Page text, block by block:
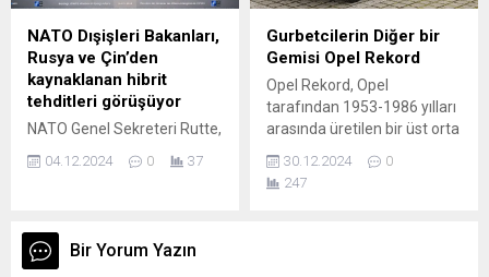
sık veya ara sıra stresli”
olduklarını bildiriyor.
Raporun dikkat çeken
bulgularından biri:
Katılımcıların çok...
belirtilmişti. Bugün ise
beklenen eylem gerçekleşti.
Kapıkule Sınır Kapısı’nda
bekleyen transportçular,
yaşadıkları sorunları dile
getirerek yetkililere çağrıda
bulundu. Sınır kapısında
uzun süre beklediklerini
belirten...
NATO Dışişleri Bakanları,
Rusya ve Çin’den
kaynaklanan hibrit
tehditleri görüşüyor
NATO Genel Sekreteri Rutte,
Rusya ve Çin'i sabotajlar ve
siber suçlar yoluyla NATO
çalışmakla suçladı
04.12.2024 0 37
Gurbetcilerin Diğer bir
Gemisi Opel Rekord
Opel Rekord, Opel
tarafından 1953-1986 yılları
arasında üretilen bir üst orta
sınıf otomobil modelidir.
Yerini Opel Omega’ya
bırakmıştır. Opel Rekord,
30.12.2024
0
247
Bir Yorum Yazın